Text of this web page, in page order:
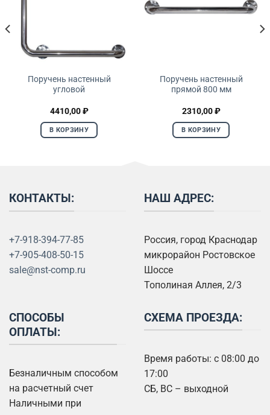
Поручень настенный
угловой
4410,00₽
В КОРЗИНУ
Поручень настенный
прямой 800 мм
2310,00₽
В КОРЗИНУ
КОНТАКТЫ:
+7-918-394-77-85
+7-905-408-50-15
sale@nst-comp.ru
НАШ АДРЕС:
Россия, город Краснодар
микрорайон Ростовское
Шоссе
Тополиная Аллея, 2/3
СПОСОБЫ
ОПЛАТЫ:
Безналичным способом
на расчетный счет
Наличными при
СХЕМА ПРОЕЗДА:
Время работы: с 08:00 до
17:00
СБ, ВС – выходной